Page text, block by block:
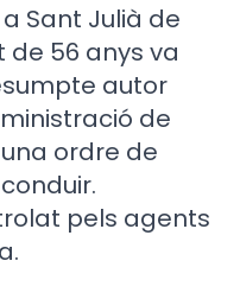
a Sant Julià de
de 56 anys va
autor
de
ordre de
pels agents